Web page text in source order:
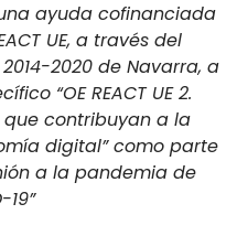
ayuda cofinanciada
UE, a través del
2020 de Navarra, a
“OE REACT UE 2.
que contribuyan a la
digital” como parte
a la pandemia de
19”